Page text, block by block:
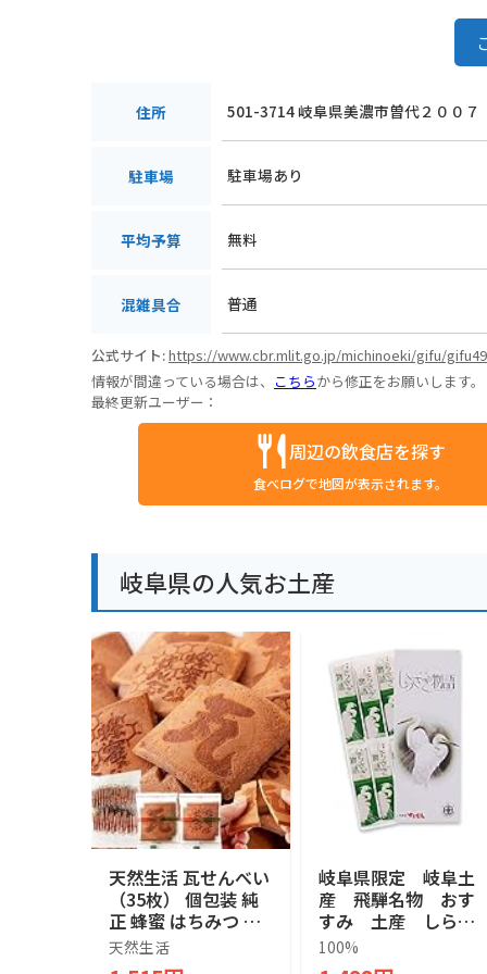
住所 501-3714 岐阜県美濃市曽代２００７
駐車場 駐車場あり
平均予算 無料
混雑具合 普通
公式サイト:https://www.cbr.mlit.go.jp/michinoeki/gifu/
情報が間違っている場合は、 こちらから修正をお願いします。
最終更新ユーザー：
周辺の飲食店を探す
食べログで地図が表示されます。
岐阜県の人気お土産
天然生活 瓦せんべい
（35枚） 個包装 純
正 蜂蜜 はちみつ 煎
餅 おやつ おつまみ
八百津町 お徳用 お
天然生活
岐阜県限定 岐阜土
産 飛騨名物 おす
すみ 土産 しらさ
ぎ物語 銘菓 SHIR
ASAGI STORY 焼菓
100%